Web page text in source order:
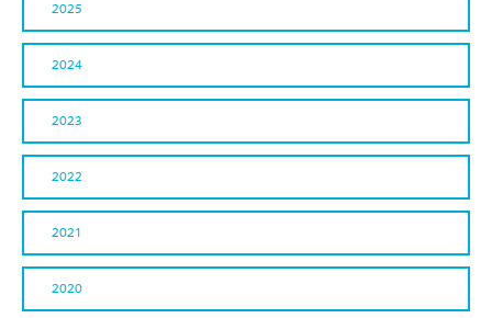
2025
2024
2023
2022
2021
2020